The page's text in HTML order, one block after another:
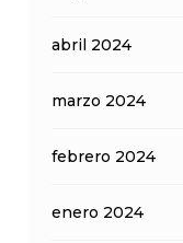
abril 2024
marzo 2024
febrero 2024
enero 2024